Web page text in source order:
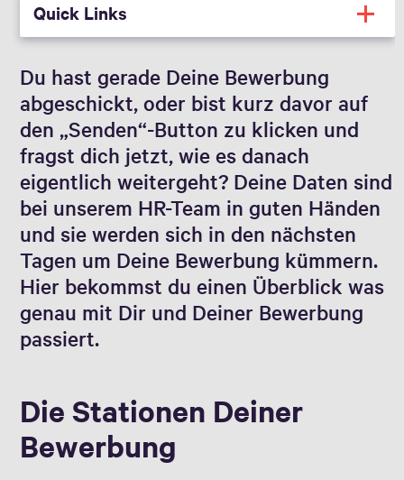
Quick Links
Du hast gerade Deine Bewerbung
abgeschickt, oder bist kurz davor auf
den „Senden“-Button zu klicken und
fragst dich jetzt, wie es danach
eigentlich weitergeht? Deine Daten sind
bei unserem HR-Team in guten Händen
und sie werden sich in den nächsten
Tagen um Deine Bewerbung kümmern.
Hier bekommst du einen Überblick was
genau mit Dir und Deiner Bewerbung
passiert.
Die Stationen Deiner
Bewerbung